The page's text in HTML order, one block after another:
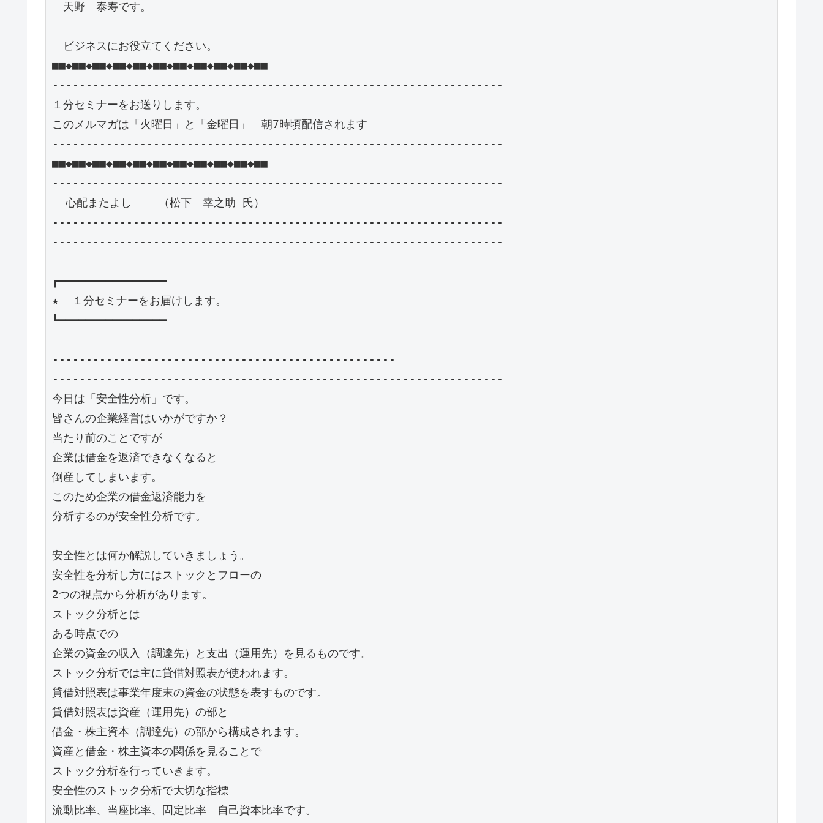
天野　泰寿です。
ビジネスにお役立てください。
■■◆■■◆■■◆■■◆■■◆■■◆■■◆■■◆■■◆■■◆■■
-------------------------------------------------------------------
１分セミナーをお送りします。
このメルマガは「火曜日」と「金曜日」　朝7時頃配信されます
-------------------------------------------------------------------
■■◆■■◆■■◆■■◆■■◆■■◆■■◆■■◆■■◆■■◆■■
-------------------------------------------------------------------
  心配またよし    （松下　幸之助 氏）
-------------------------------------------------------------------
-------------------------------------------------------------------
┏━━━━━━━━━━━━━━━━
★  １分セミナーをお届けします。
┗━━━━━━━━━━━━━━━━
---------------------------------------------------
-------------------------------------------------------------------
今日は「安全性分析」です。
皆さんの企業経営はいかがですか？
当たり前のことですが
企業は借金を返済できなくなると
倒産してしまいます。
このため企業の借金返済能力を
分析するのが安全性分析です。
安全性とは何か解説していきましょう。
安全性を分析し方にはストックとフローの
2つの視点から分析があります。
ストック分析とは
ある時点での
企業の資金の収入（調達先）と支出（運用先）を見るものです。
ストック分析では主に貸借対照表が使われます。
貸借対照表は事業年度末の資金の状態を表すものです。
貸借対照表は資産（運用先）の部と
借金・株主資本（調達先）の部から構成されます。
資産と借金・株主資本の関係を見ることで
ストック分析を行っていきます。
安全性のストック分析で大切な指標
流動比率、当座比率、固定比率　自己資本比率です。